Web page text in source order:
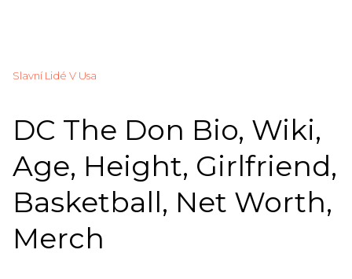
Slavní Lidé V Usa
DC The Don Bio, Wiki,
Age, Height, Girlfriend,
Basketball, Net Worth,
Merch